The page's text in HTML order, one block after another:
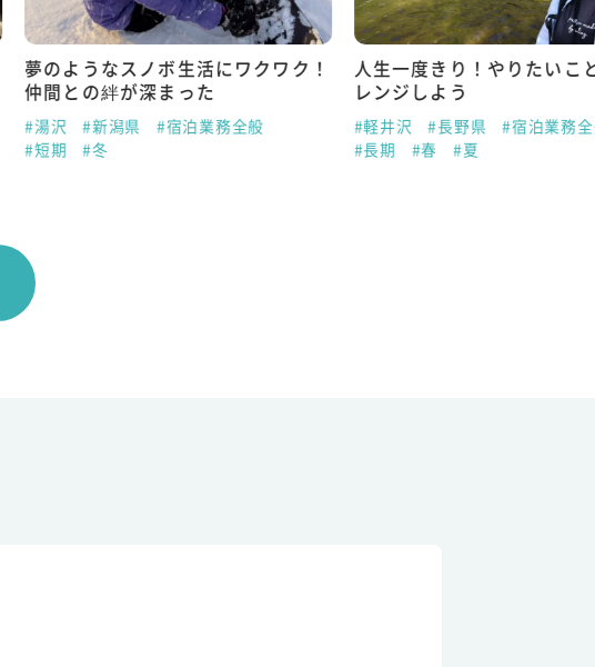
夢のようなスノボ生活にワクワク！
仲間との絆が深まった
#湯沢 #新潟県
#宿泊業務全般
#短期
#冬
人生一度きり！やりたいこ
レンジしよう
#軽井沢 #長野県
#宿泊業務
#長期
#春 #夏